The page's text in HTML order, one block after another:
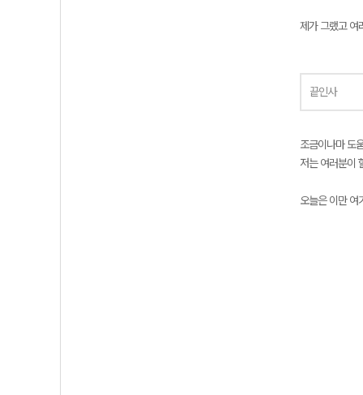
제가 그랬고
끝인사
조금이나마 도
저는 여러분이
오늘은 이만 여